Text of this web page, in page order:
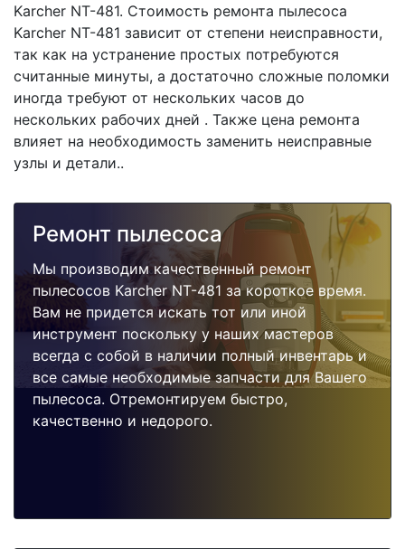
Karcher NT-481. Стоимость ремонта пылесоса
Karcher NT-481 зависит от степени неисправности,
так как на устранение простых потребуются
считанные минуты, а достаточно сложные поломки
иногда требуют от нескольких часов до
нескольких рабочих дней . Также цена ремонта
влияет на необходимость заменить неисправные
узлы и детали..
Ремонт пылесоса
Мы производим качественный ремонт
пылесосов Karcher NT-481 за короткое время.
Вам не придется искать тот или иной
инструмент поскольку у наших мастеров
всегда с собой в наличии полный инвентарь и
все самые необходимые запчасти для Вашего
пылесоса. Отремонтируем быстро,
качественно и недорого.